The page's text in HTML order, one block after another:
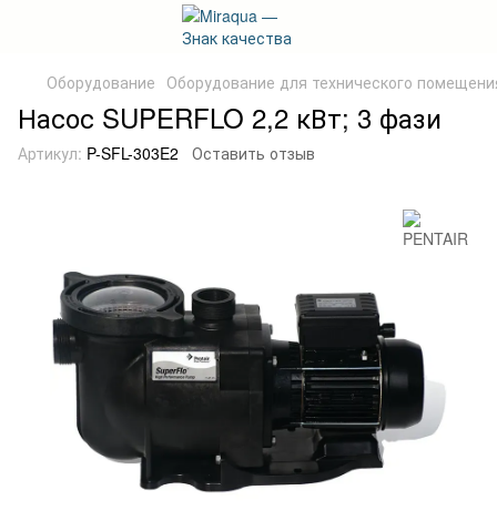
Оборудование Оборудование для технического
Насос SUPERFLO 2,2 кВт; 3 фази
Артикул: P-SFL-303E2 Оставить отзыв